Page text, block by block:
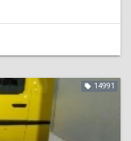
local_offer 14991